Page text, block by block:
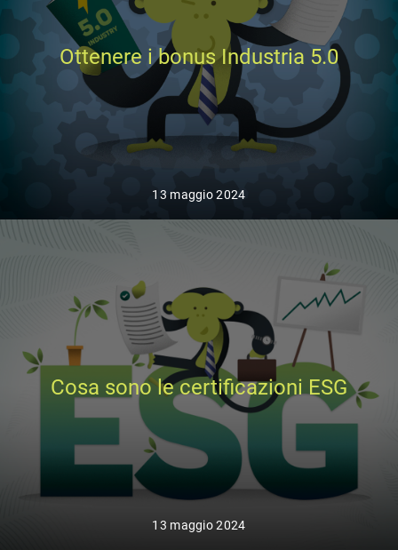
Ottenere i bonus Industria 5.0
13 maggio 2024
Cosa sono le certificazioni ESG
13 maggio 2024